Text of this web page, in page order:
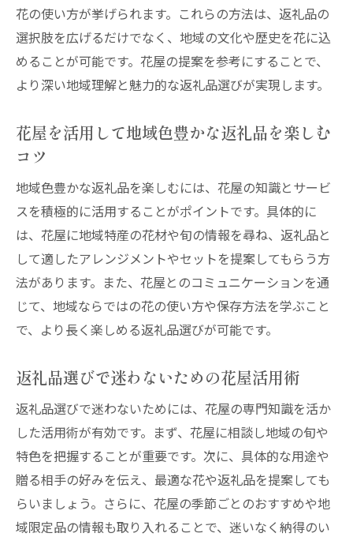
花の使い方が挙げられます。これらの方法は、返礼品の
選択肢を広げるだけでなく、地域の文化や歴史を花に込
めることが可能です。花屋の提案を参考にすることで、
より深い地域理解と魅力的な返礼品選びが実現します。
花屋を活用して地域色豊かな返礼品を楽しむ
コツ
地域色豊かな返礼品を楽しむには、花屋の知識とサービ
スを積極的に活用することがポイントです。具体的に
は、花屋に地域特産の花材や旬の情報を尋ね、返礼品と
して適したアレンジメントやセットを提案してもらう方
法があります。また、花屋とのコミュニケーションを通
じて、地域ならではの花の使い方や保存方法を学ぶこと
で、より長く楽しめる返礼品選びが可能です。
返礼品選びで迷わないための花屋活用術
返礼品選びで迷わないためには、花屋の専門知識を活か
した活用術が有効です。まず、花屋に相談し地域の旬や
特色を把握することが重要です。次に、具体的な用途や
贈る相手の好みを伝え、最適な花や返礼品を提案しても
らいましょう。さらに、花屋の季節ごとのおすすめや地
域限定品の情報も取り入れることで、迷いなく納得のい